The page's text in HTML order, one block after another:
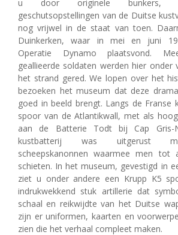
u door originele bunkers,
geschutsopstellingen van de Duitse
nog vrijwel in de staat van toen.
Duinkerken, waar in mei en juni
Operatie Dynamo plaatsvond.
geallieerde soldaten werden hier onder
het strand gered. We lopen over het
bezoeken het museum dat deze
goed in beeld brengt. Langs de Franse
spoor van de Atlantikwall, met als
aan de Batterie Todt bij Cap Gris-
kustbatterij was uitgerust
scheepskanonnen waarmee men tot
schieten. In het museum, gevestigd in
ziet u onder andere een Krupp K5
indrukwekkend stuk artillerie dat
schaal en reikwijdte van het Duitse
zijn er uniformen, kaarten en
zien die het verhaal compleet maken.